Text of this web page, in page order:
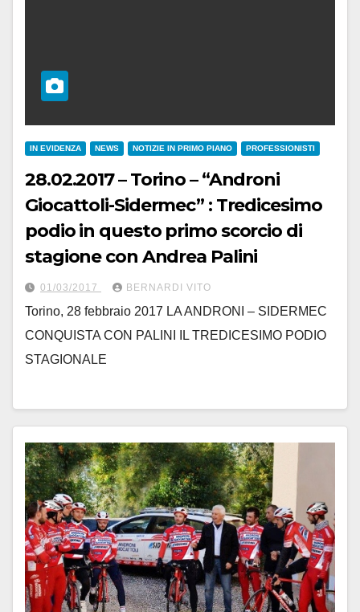
IN EVIDENZA NEWS NOTIZIE IN PRIMO PIANO PROFESSIONISTI
28.02.2017 – Torino – “Androni
Giocattoli-Sidermec” : Tredicesimo
podio in questo primo scorcio di
stagione con Andrea Palini
01/03/2017 BERNARDI VITO
Torino, 28 febbraio 2017 LA ANDRONI – SIDERMEC
CONQUISTA CON PALINI IL TREDICESIMO PODIO
STAGIONALE